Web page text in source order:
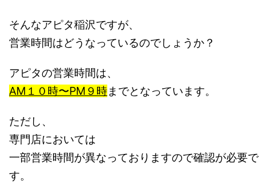
そんなアピタ稲沢ですが、
営業時間はどうなっているのでしょうか？
アピタの営業時間は、
AM１０時〜PM９時までとなっています。
ただし、
専門店においては
一部営業時間が異なっておりますので確認が必要で
す。